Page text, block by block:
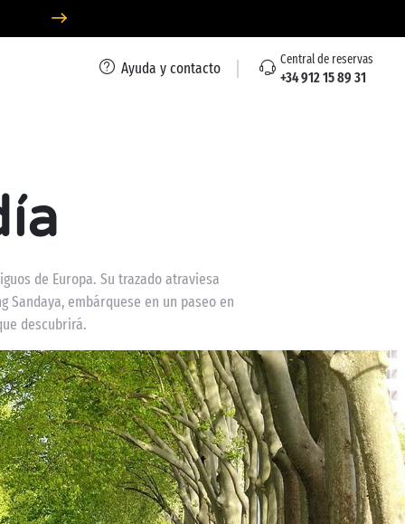
Ayuda y contacto Central de reservas
+34 912 15 89 31
de Europa. Su trazado atraviesa
embárquese en un paseo en
descubrirá.